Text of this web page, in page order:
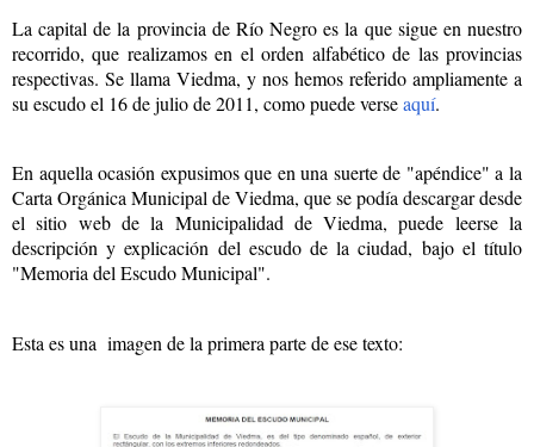
La capital de la provincia de Río Negro es la que sigue en nuestro
recorrido, que realizamos en el orden alfabético de las provincias
respectivas. Se llama Viedma, y nos hemos referido ampliamente a
su escudo el 16 de julio de 2011, como puede verseaquí.
En aquella ocasión expusimos que en una suerte de "apéndice" a la
Carta Orgánica Municipal de Viedma, que se podía descargar desde
el sitio web de la Municipalidad de Viedma, puede leerse la
descripción y explicación del escudo de la ciudad, bajo el título
"Memoria del Escudo Municipal".
Esta es una imagen de la primera parte de ese texto: